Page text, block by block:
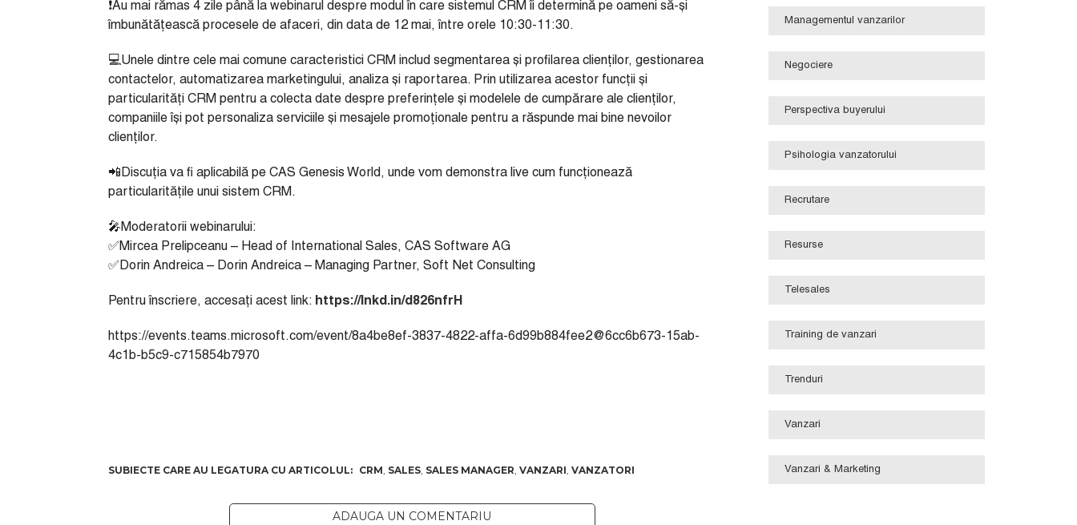
❗Au mai rămas 4 zile până la webinarul despre modul în care sistemul CRM îi determină pe oameni să-și
îmbunătățească procesele de afaceri, din data de 12 mai, între orele 10:30-11:30.
💻Unele dintre cele mai comune caracteristici CRM includ segmentarea și profilarea clienților, gestionarea
contactelor, automatizarea marketingului, analiza și raportarea. Prin utilizarea acestor funcții și
particularități CRM pentru a colecta date despre preferințele și modelele de cumpărare ale clienților,
companiile își pot personaliza serviciile și mesajele promoționale pentru a răspunde mai bine nevoilor
clienților.
📲Discuția va fi aplicabilă pe CAS Genesis World, unde vom demonstra live cum funcționează
particularitățile unui sistem CRM.
🎤Moderatorii webinarului:
✅Mircea Prelipceanu – Head of International Sales, CAS Software AG
✅Dorin Andreica – Dorin Andreica – Managing Partner, Soft Net Consulting
Pentru înscriere, accesați acest link: https://lnkd.in/d826nfrH
https://events.teams.microsoft.com/event/8a4be8ef-3837-4822-affa-6d99b884fee2@6cc6b673-15ab-
4c1b-b5c9-c715854b7970
CRM, SALES, SALES MANAGER, VANZARI, VANZATORI
Managementul vanzarilor
Negociere
Perspectiva buyerului
Psihologia vanzatorului
Recrutare
Resurse
Telesales
Training de vanzari
Trenduri
Vanzari
Vanzari & Marketing